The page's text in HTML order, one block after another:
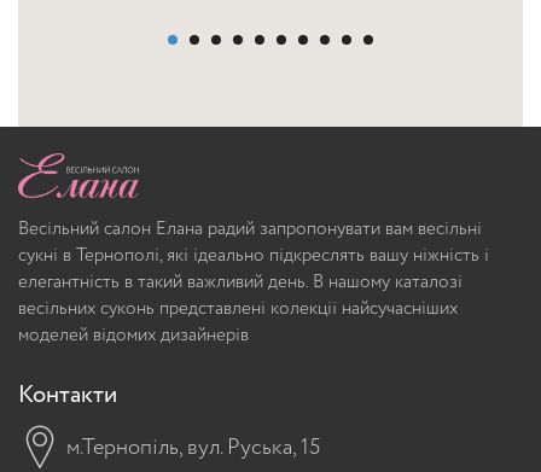
Весільний салон Елана радий запропонувати вам весільні
сукні в Тернополі, які ідеально підкреслять вашу ніжність і
елегантність в такий важливий день. В нашому каталозі
весільних суконь представлені колекції найсучасніших
моделей відомих дизайнерів
Контакти
м.Тернопіль, вул. Руська, 15